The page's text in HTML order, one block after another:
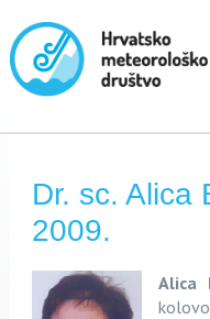
Dr. sc. Alica
2009.
Alica